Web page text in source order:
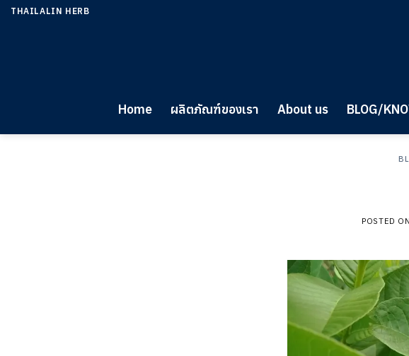
SkipTHAILALIN HERB
Home ผลิตภัณฑ์ของเรา About us BLOG/
POSTED ON